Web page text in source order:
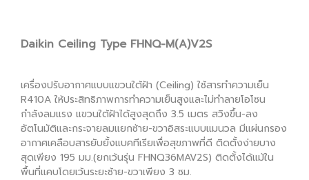
Daikin Ceiling Type FHNQ-M(A)V2S
เครื่องปรับอากาศแบบแขวนใต้ฝ้า (Ceiling) ใช้สารทำความเย็น
R410A ให้ประสิทธิภาพการทำความเย็นสูงและไม่ทำลายโอโซน
กำลังลมแรง แขวนใต้ฝ้าได้สูงสุดถึง 3.5 เมตร สวิงขึ้น-ลง
อัตโนมัติและกระจายลมแยกซ้าย-ขวาอิสระแบบแมนวล มีแผ่นกรอง
อากาศเคลือบสารยับยั้งแบคทีเรียเพื่อสุขภาพที่ดี ติดตั้งง่ายบาง
สุดเพียง 195 มม.(ยกเว้นรุ่น FHNQ36MAV2S) ติดตั้งได้แม้ใน
พื้นที่แคบโดยเว้นระยะซ้าย-ขวาเพียง 3 ซม.